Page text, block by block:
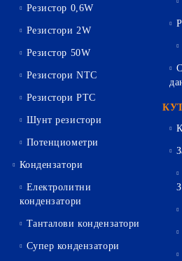
Резистор 0,6W
Резистори 2W
Резистор 50W
Резистори NTC
Резистори PTC
Шунт резистори
Потенциометри
Кондензатори
Електролитни
кондензатори
Танталови кондензатори
Супер кондензатори